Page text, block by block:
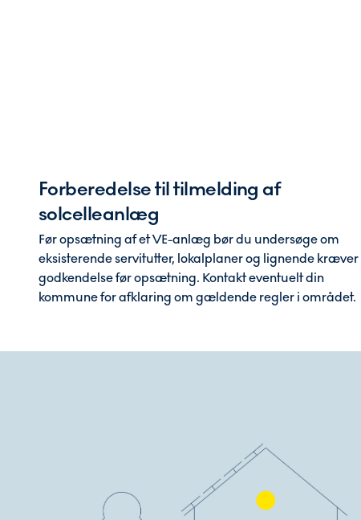
Forberedelse til tilmelding af
solcelleanlæg
Før opsætning af et VE-anlæg bør du undersøge om
eksisterende servitutter, lokalplaner og lignende kræver
godkendelse før opsætning. Kontakt eventuelt din
kommune for afklaring om gældende regler i området.